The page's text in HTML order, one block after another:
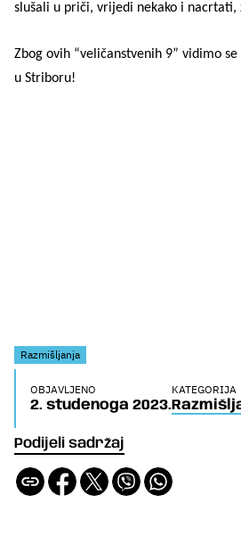
Podijeli sadržaj
slušali u priči, vrijedi nekako i nacrtati,
Zbog ovih “veličanstvenih 9” vidimo
u Striboru!
Razmišljanja
OBJAVLJENO
2. studenoga 2023.
KATEGORIJA